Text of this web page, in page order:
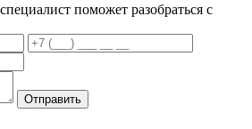
поможет разобраться с
Отправить